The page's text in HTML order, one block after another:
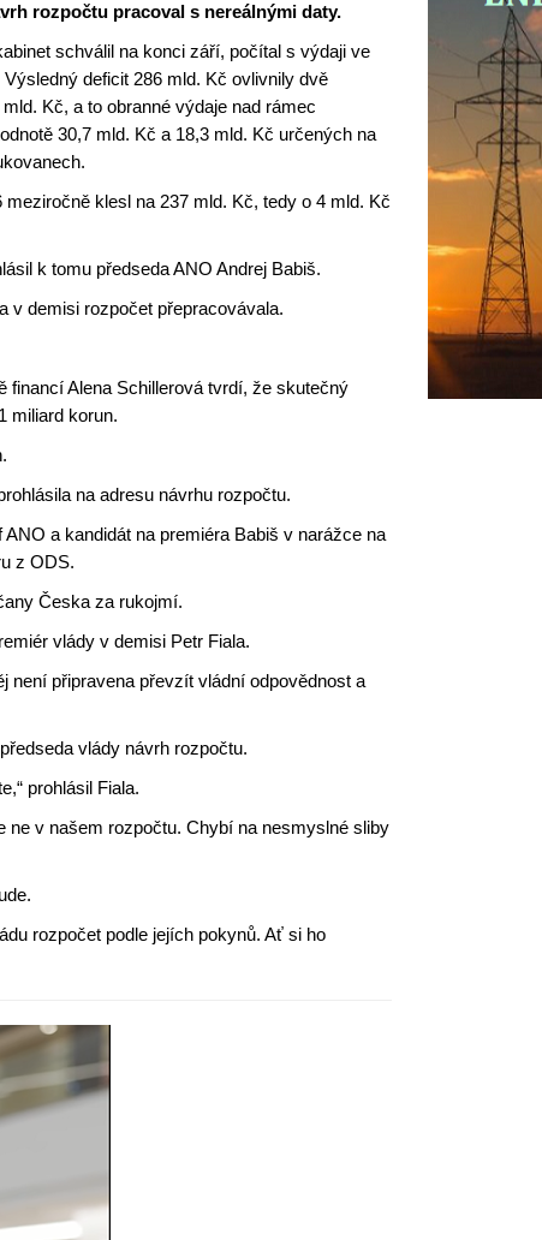
rozpočtu pracoval s nereálnými daty.
schválil na konci září, počítal s výdaji ve
deficit 286 mld. Kč ovlivnily dvě
Kč, a to obranné výdaje nad rámec
30,7 mld. Kč a 18,3 mld. Kč určených na
klesl na 237 mld. Kč, tedy o 4 mld. Kč
k tomu předseda ANO Andrej Babiš.
v demisi rozpočet přepracovávala.
financí Alena Schillerová tvrdí, že skutečný
miliard korun.
na adresu návrhu rozpočtu.
a kandidát na premiéra Babiš v narážce na
z ODS.
Česka za rukojmí.
vlády v demisi Petr Fiala.
není připravena převzít vládní odpovědnost a
vlády návrh rozpočtu.
prohlásil Fiala.
ne v našem rozpočtu. Chybí na nesmyslné sliby
rozpočet podle jejích pokynů. Ať si ho